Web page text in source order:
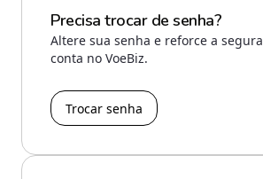
Precisa trocar de senha?
Altere sua senha e reforce a
conta no VoeBiz.
Trocar senha